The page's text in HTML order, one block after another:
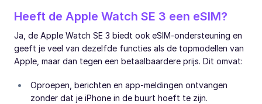
Heeft de Apple Watch SE 3 een eSIM?
Ja, de Apple Watch SE 3 biedt ook eSIM-ondersteuning en
geeft je veel van dezelfde functies als de topmodellen van
Apple, maar dan tegen een betaalbaardere prijs. Dit omvat:
Oproepen, berichten en app-meldingen ontvangen
zonder dat je iPhone in de buurt hoeft te zijn.